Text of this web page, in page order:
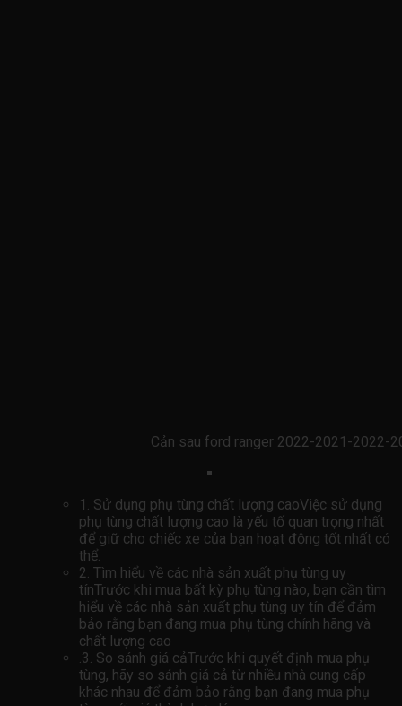
Cản sau ford ranger 2022-2021-2022-
1. Sử dụng phụ tùng chất lượng caoViệc sử dụng
phụ tùng chất lượng cao là yếu tố quan trọng nhất
để giữ cho chiếc xe của bạn hoạt động tốt nhất có
thể.
2. Tìm hiểu về các nhà sản xuất phụ tùng uy
tínTrước khi mua bất kỳ phụ tùng nào, bạn cần tìm
hiểu về các nhà sản xuất phụ tùng uy tín để đảm
bảo rằng bạn đang mua phụ tùng chính hãng và
chất lượng cao
.3. So sánh giá cảTrước khi quyết định mua phụ
tùng, hãy so sánh giá cả từ nhiều nhà cung cấp
khác nhau để đảm bảo rằng bạn đang mua phụ